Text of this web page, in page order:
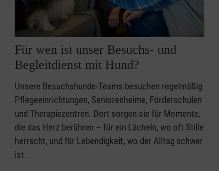
Für wen ist unser Besuchs- und
Begleitdienst mit Hund?
Unsere Besuchshunde-Teams besuchen regelmäßig
Pflegeeinrichtungen, Seniorenheime, Förderschulen
und Therapiezentren. Dort sorgen sie für Momente,
die das Herz berühren – für ein Lächeln, wo oft Stille
herrscht, und für Lebendigkeit, wo der Alltag schwer
ist.